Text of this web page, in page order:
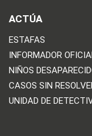
ACTÚA
ESTAFAS
INFORMADOR
NIÑOS
CASOS SIN
UNIDAD DE